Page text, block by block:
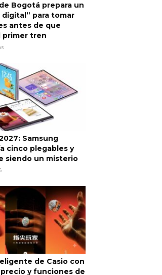
Bogotá prepara un
digital” para tomar
antes de que
primer tren
Samsung
cinco plegables y
siendo un misterio
de Casio con
y funciones de